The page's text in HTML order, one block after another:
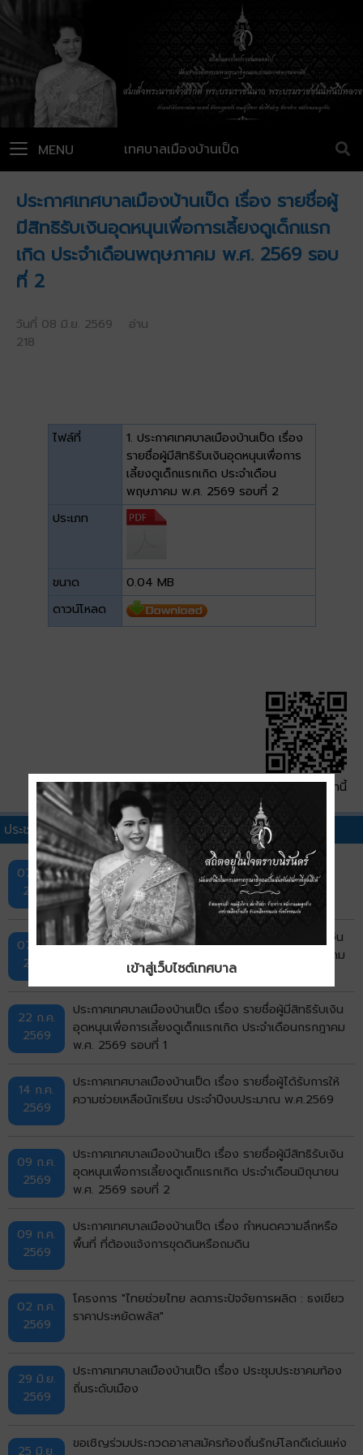
เทศบาลเมืองบ้านเป็ด
MENU
ประกาศเทศบาลเมืองบ้านเป็ด เรื่อง รายชื่อผู้
มีสิทธิรับเงินอุดหนุนเพื่อการเลี้ยงดูเด็กแรก
เกิด ประจำเดือนพฤษภาคม พ.ศ. 2569 รอบ
ที่ 2
วันที่ 08 มิ.ย. 2569 อ่าน
218
ไฟล์ที่
1. ประกาศเทศบาลเมืองบ้านเป็ด เรื่อง
รายชื่อผู้มีสิทธิรับเงินอุดหนุนเพื่อการ
เลี้ยงดูเด็กแรกเกิด ประจำเดือน
พฤษภาคม พ.ศ. 2569 รอบที่ 2
ประเภท
ขนาด
0.04 MB
ดาวน์โหลด
QR Code หน้านี้
ประชาสัมพันธ์เทศบาลอื่นๆ
07 ส.ค.
2569
กิจกรรมการออกหน่วยบริการ "ศูนย์สร้างสุข" ครั้งที่ 1
07 ส.ค.
2569
ประกาศเทศบาลเมืองบ้านเป็ด เรื่อง รายชื่อผู้มีสิทธิรับเงิน
อุดหนุนเพื่อการเลี้ยงดูเด็กแรกเกิด ประจำเดือนกรกฎาคม
22 ก.ค.
2569
ประกาศเทศบาลเมืองบ้านเป็ด เรื่อง รายชื่อผู้มีสิทธิรับเงิน
อุดหนุนเพื่อการเลี้ยงดูเด็กแรกเกิด ประจำเดือนกรกฎาคม
พ.ศ. 2569 รอบที่ 1
14 ก.ค.
2569
ประกาศเทศบาลเมืองบ้านเป็ด เรื่อง รายชื่อผู้ได้รับการให้
ความช่วยเหลือนักเรียน ประจำปีงบประมาณ พ.ศ.2569
09 ก.ค.
2569
ประกาศเทศบาลเมืองบ้านเป็ด เรื่อง รายชื่อผู้มีสิทธิรับเงิน
อุดหนุนเพื่อการเลี้ยงดูเด็กแรกเกิด ประจำเดือนมิถุนายน
พ.ศ. 2569 รอบที่ 2
09 ก.ค.
2569
ประกาศเทศบาลเมืองบ้านเป็ด เรื่อง กำหนดความลึกหรือ
พื้นที่ ที่ต้องแจ้งการขุดดินหรือถมดิน
02 ก.ค.
2569
โครงการ "ไทยช่วยไทย ลดภาระปัจจัยการผลิต : ธงเขียว
ราคาประหยัดพลัส"
29 มิ.ย.
2569
ประกาศเทศบาลเมืองบ้านเป็ด เรื่อง ประชุมประชาคมท้อง
ถิ่นระดับเมือง
25 มิ.ย.
ขอเชิญร่วมประกวดอาสาสมัครท้องถิ่นรักษ์โลกดีเด่นแห่ง
เข้าสู่เว็บไซต์เทศบาล